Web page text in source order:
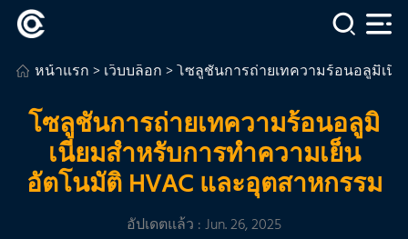
หน้าแรก>เว็บบล็อก> โซลูชันการถ่ายเทความร้อนอลูมิเนี
โซลูชันการถ่ายเทความร้อนอลูมิ
เนียมสําหรับการทําความเย็น
อัตโนมัติ HVAC และอุตสาหกรรม
อัปเดตแล้ว : Jun. 26, 2025